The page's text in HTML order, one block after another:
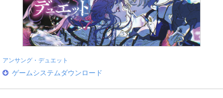
アンサング・デュエット
ゲームシステムダウンロード